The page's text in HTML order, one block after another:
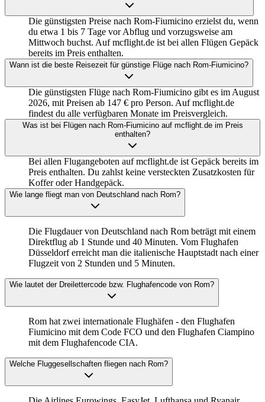
Die günstigsten Preise nach Rom-Fiumicino erzielst du, wenn
du etwa 1 bis 7 Tage vor Abflug und vorzugsweise am
Mittwoch buchst. Auf mcflight.de ist bei allen Flügen Gepäck
bereits im Preis enthalten.
Wann ist die beste Reisezeit für günstige Flüge nach Rom-Fiumicino?
Die günstigsten Flüge nach Rom-Fiumicino gibt es im August
2026, mit Preisen ab 147 € pro Person. Auf mcflight.de
findest du alle verfügbaren Monate im Preisvergleich.
Was ist bei Flügen nach Rom-Fiumicino auf mcflight.de im Preis
enthalten?
Bei allen Flugangeboten auf mcflight.de ist Gepäck bereits im
Preis enthalten. Du zahlst keine versteckten Zusatzkosten für
Koffer oder Handgepäck.
Wie lange fliegt man von Deutschland nach Rom?
Die Flugdauer von Deutschland nach Rom beträgt mit einem
Direktflug ab 1 Stunde und 40 Minuten. Vom Flughafen
Düsseldorf erreicht man die italienische Hauptstadt nach einer
Flugzeit von 2 Stunden und 5 Minuten.
Wie lautet der Dreilettercode bzw. Flughafencode von Rom?
Rom hat zwei internationale Flughäfen - den Flughafen
Fiumicino mit dem Code FCO und den Flughafen Ciampino
mit dem Flughafencode CIA.
Welche Fluggesellschaften fliegen nach Rom?